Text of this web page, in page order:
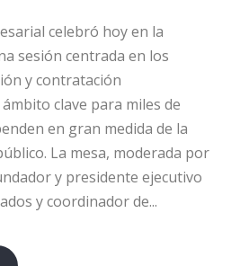
celebró hoy en la
sesión centrada en los
y contratación
clave para miles de
en gran medida de la
La mesa, moderada por
y presidente ejecutivo
y coordinador de...